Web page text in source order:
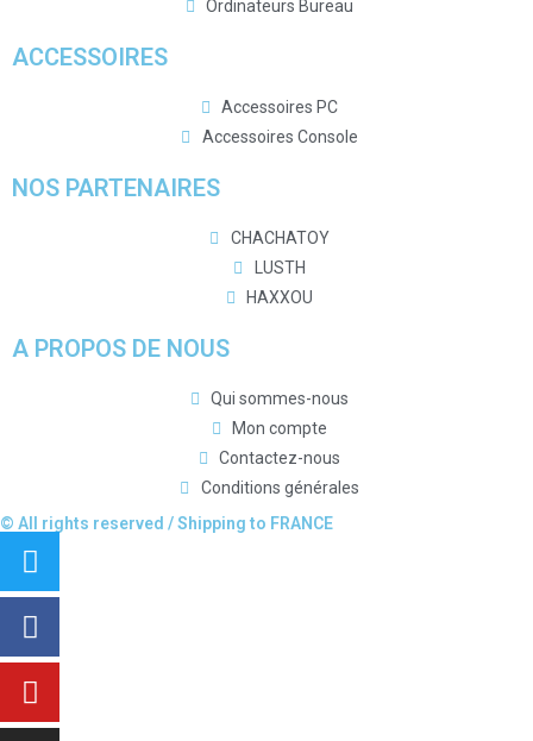
Ordinateurs Bureau
ACCESSOIRES
Accessoires PC
Accessoires Console
NOS PARTENAIRES
CHACHATOY
LUSTH
HAXXOU
A PROPOS DE NOUS
Qui sommes-nous
Mon compte
Contactez-nous
Conditions générales
© All rights reserved / Shipping to FRANCE